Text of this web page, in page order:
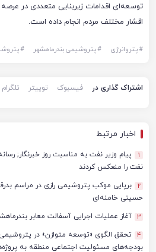
توسعه‌ای اقدامات زیربنایی متعددی در
اقشار مختلف مردم انجام داده است.
#پتروانرژی #پتروشیمی بندرماهشهر #
اشتراک گذاری در فیسبوک توییتر تلگرام
اخبار مرتبط
1
پیام وزیر نفت به مناسبت روز خبرنگار;
نفت را منعکس کردند
2
برپایی موکب پتروشیمی رازی در مراسم
حسینی خامنه‌ای
3 آغاز عملیات اجرایی آسفالت معابر
4
بودجه‌های مسئولیت اجتماعی منطقه به